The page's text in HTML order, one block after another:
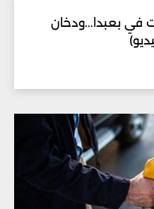
في بعبدا...ودخان